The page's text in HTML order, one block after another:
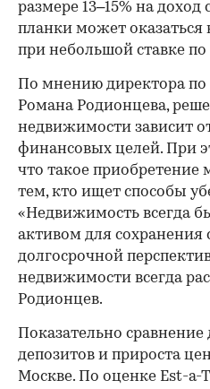
размере 13–15% на
планки может
при небольшой ставке по
По мнению директора по
Романа Родионцева,
недвижимости зависит
финансовых целей. При
что такое приобретение
тем, кто ищет способы
«Недвижимость всегда
активом для сохранения
долгосрочной
недвижимости всегда
Родионцев.
Показательно сравнение
депозитов и прироста
Москве. По оценке Est-a-